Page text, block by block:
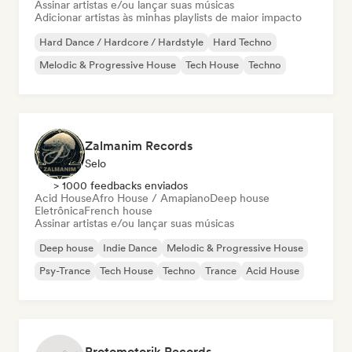
Assinar artistas e/ou lançar suas músicas
Adicionar artistas às minhas playlists de maior impacto
Hard Dance / Hardcore / Hardstyle
Hard Techno
Melodic & Progressive House
Tech House Techno
Zalmanim Records
Selo
> 1000 feedbacks enviados
Acid HouseAfro House / AmapianoDeep house
EletrônicaFrench house
Assinar artistas e/ou lançar suas músicas
Deep house Indie Dance
Melodic & Progressive House
Psy-Trance
Tech House Techno Trance Acid House